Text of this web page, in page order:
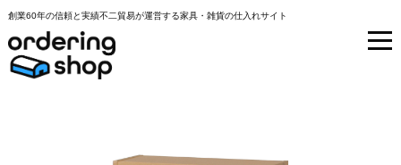
創業60年の信頼と実績不二貿易が運営する家具・雑貨の仕入れサイト